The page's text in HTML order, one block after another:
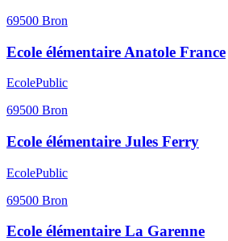
69500 Bron
Ecole élémentaire Anatole France
EcolePublic
69500 Bron
Ecole élémentaire Jules Ferry
EcolePublic
69500 Bron
Ecole élémentaire La Garenne